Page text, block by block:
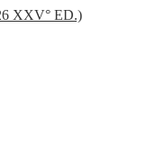
XXV° ED.)